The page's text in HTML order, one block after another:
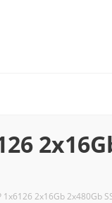
1x6126 2x16Gb 2x480Gb